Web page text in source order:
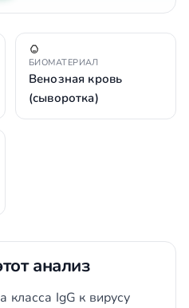
БИОМАТЕРИАЛ
Венозная кровь
(сыворотка)
анализ
класса IgG к вирусу